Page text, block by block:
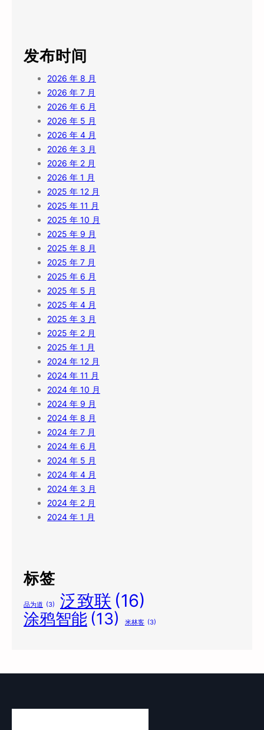
发布时间
2026 年 8 月
2026 年 7 月
2026 年 6 月
2026 年 5 月
2026 年 4 月
2026 年 3 月
2026 年 2 月
2026 年 1 月
2025 年 12 月
2025 年 11 月
2025 年 10 月
2025 年 9 月
2025 年 8 月
2025 年 7 月
2025 年 6 月
2025 年 5 月
2025 年 4 月
2025 年 3 月
2025 年 2 月
2025 年 1 月
2024 年 12 月
2024 年 11 月
2024 年 10 月
2024 年 9 月
2024 年 8 月
2024 年 7 月
2024 年 6 月
2024 年 5 月
2024 年 4 月
2024 年 3 月
2024 年 2 月
2024 年 1 月
标签
品为道 (3) 泛致联 (16)
涂鸦智能 (13) 米林客 (3)